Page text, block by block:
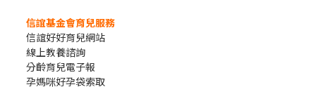
信誼基金會育兒服務
信誼好好育兒網站
線上教養諮詢
分齡育兒電子報
孕媽咪好孕袋索取